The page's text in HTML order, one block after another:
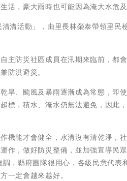
，豪大雨時也可能因為淹大水危及
溝活動」，由里長林榮泰帶領里民
主防災社區成員在汛期來臨前，都
防洪避災。
旱、颱風及暴雨逐漸成為常態，即
標，積水、淹水仍無法避免，因此
機能才會健全，水溝沒有清乾淨，
作，做好防災整備，並加強宣導民
，縣府團隊很用心，各級民意代表
一定會越來越好。